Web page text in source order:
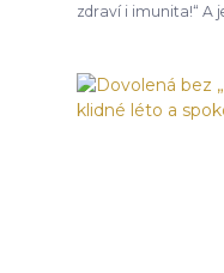
zdraví i imunita!“ A